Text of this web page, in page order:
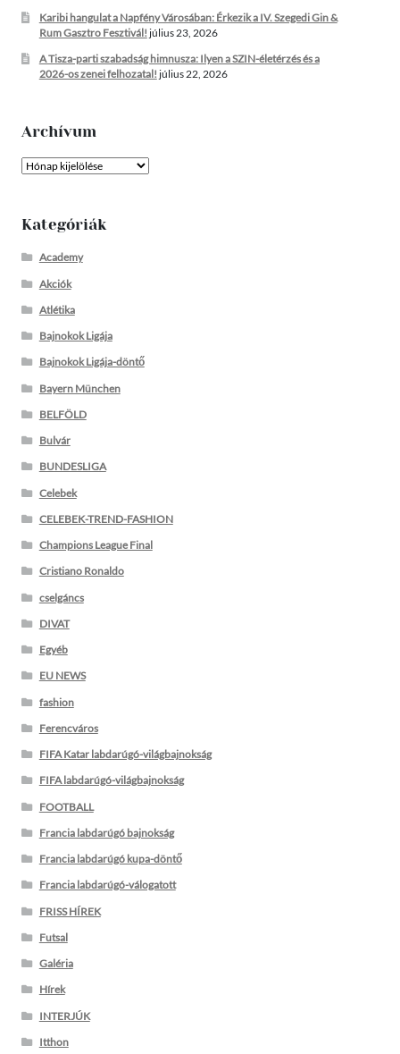
Karibi hangulat a Napfény Városában: Érkezik a IV. Szegedi Gin &
Rum Gasztro Fesztivál! július 23, 2026
A Tisza-parti szabadság himnusza: Ilyen a SZIN-életérzés és a
2026-os zenei felhozatal! július 22, 2026
Archívum
Archívum
Kategóriák
Academy
Akciók
Atlétika
Bajnokok Ligája
Bajnokok Ligája-döntő
Bayern München
BELFÖLD
Bulvár
BUNDESLIGA
Celebek
CELEBEK-TREND-FASHION
Champions League Final
Cristiano Ronaldo
cselgáncs
DIVAT
Egyéb
EU NEWS
fashion
Ferencváros
FIFA Katar labdarúgó-világbajnokság
FIFA labdarúgó-világbajnokság
FOOTBALL
Francia labdarúgó bajnokság
Francia labdarúgó kupa-döntő
Francia labdarúgó-válogatott
FRISS HÍREK
Futsal
Galéria
Hírek
INTERJÚK
Itthon